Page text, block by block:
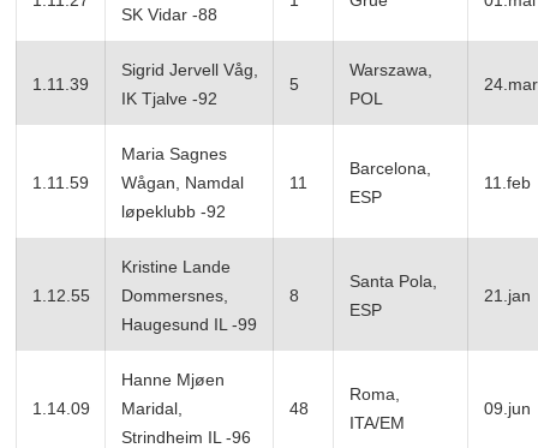
SK Vidar -88
1.11.39
Sigrid Jervell Våg,
IK Tjalve -92
5
Warszawa,
POL
24.mar
1.11.59
Maria Sagnes
Wågan, Namdal
løpeklubb -92
11
Barcelona,
ESP
11.feb
1.12.55
Kristine Lande
Dommersnes,
Haugesund IL -99
8
Santa Pola,
ESP
21.jan
1.14.09
Hanne Mjøen
Maridal,
Strindheim IL -96
48
Roma,
ITA/EM
09.jun